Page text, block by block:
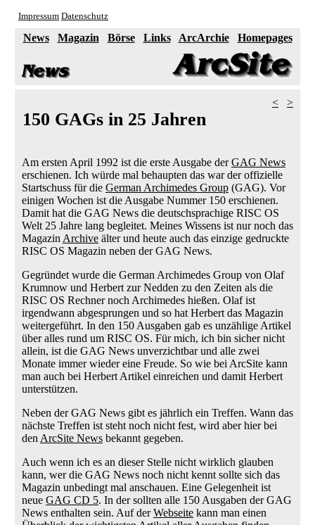
Impressum Datenschutz
News Magazin Börse Links ArcArchie Homepages
150 GAGs in 25 Jahren
< >
Am ersten April 1992 ist die erste Ausgabe derGAG News
erschienen. Ich würde mal behaupten das war der offizielle
Startschuss für die German Archimedes Group (GAG). Vor
einigen Wochen ist die Ausgabe Nummer 150 erschienen.
Damit hat die GAG News die deutschsprachige RISC OS
Welt 25 Jahre lang begleitet. Meines Wissens ist nur noch das
Magazin Archive älter und heute auch das einzige gedruckte
RISC OS Magazin neben der GAG News.
Gegründet wurde die German Archimedes Group von Olaf
Krumnow und Herbert zur Nedden zu den Zeiten als die
RISC OS Rechner noch Archimedes hießen. Olaf ist
irgendwann abgesprungen und so hat Herbert das Magazin
weitergeführt. In den 150 Ausgaben gab es unzählige Artikel
über alles rund um RISC OS. Für mich, ich bin sicher nicht
allein, ist die GAG News unverzichtbar und alle zwei
Monate immer wieder eine Freude. So wie bei ArcSite kann
man auch bei Herbert Artikel einreichen und damit Herbert
unterstützen.
Neben der GAG News gibt es jährlich ein Treffen. Wann das
nächste Treffen ist steht noch nicht fest, wird aber hier bei
den ArcSite News bekannt gegeben.
Auch wenn ich es an dieser Stelle nicht wirklich glauben
kann, wer die GAG News noch nicht kennt sollte sich das
Magazin unbedingt mal anschauen. Eine Gelegenheit ist
neue GAG CD 5. In der sollten alle 150 Ausgaben der GAG
News enthalten sein. Auf derWebseite kann man einen